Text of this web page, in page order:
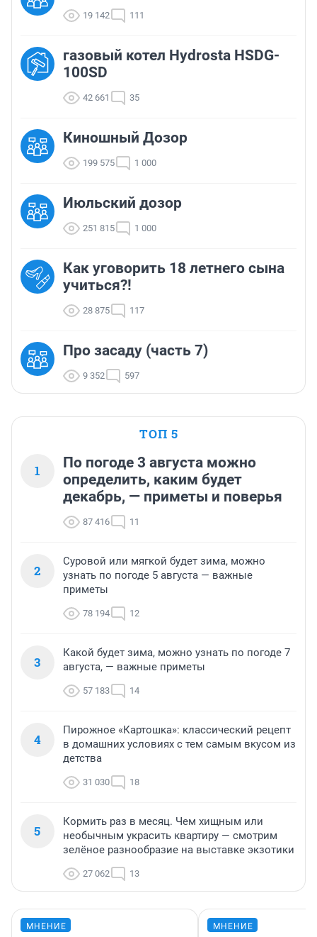
19 142 111
газовый котел Hydrosta HSDG-
100SD
42 661 35
Киношный Дозор
199 575 1 000
Июльский дозор
251 815 1 000
Как уговорить 18 летнего сына
учиться?!
28 875 117
Про засаду (часть 7)
9 352 597
ТОП 5
1
По погоде 3 августа можно
определить, каким будет
декабрь, — приметы и поверья
87 416 11
2
Суровой или мягкой будет зима, можно
узнать по погоде 5 августа — важные
приметы
78 194 12
3
Какой будет зима, можно узнать по погоде 7
августа, — важные приметы
57 183 14
4
Пирожное «Картошка»: классический рецепт
в домашних условиях с тем самым вкусом из
детства
31 030 18
5
Кормить раз в месяц. Чем хищным или
необычным украсить квартиру — смотрим
зелёное разнообразие на выставке экзотики
27 062 13
МНЕНИЕ МНЕНИЕ